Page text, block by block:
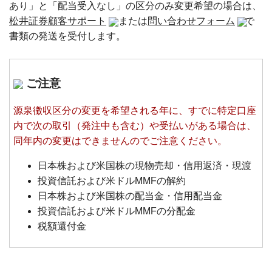
あり」と「配当受入なし」の区分のみ変更希望の場合は、
松井証券顧客サポート
または問い合わせフォーム
で
書類の発送を受付します。
ご注意
源泉徴収区分の変更を希望される年に、すでに特定口座
内で次の取引（発注中も含む）や受払いがある場合は、
同年内の変更はできませんのでご注意ください。
日本株および米国株の現物売却・信用返済・現渡
投資信託および米ドルMMFの解約
日本株および米国株の配当金・信用配当金
投資信託および米ドルMMFの分配金
税額還付金